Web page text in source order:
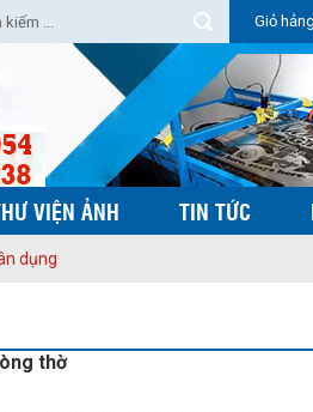
Giỏ hảng
VIỆN ẢNH TIN TỨC
dụng
thờ